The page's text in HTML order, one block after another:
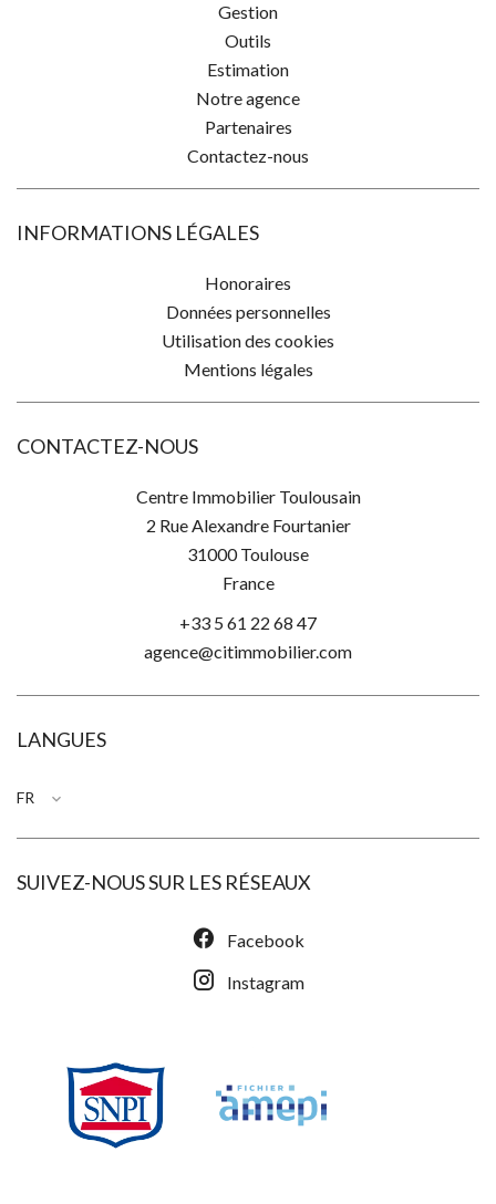
Gestion
Outils
Estimation
Notre agence
Partenaires
Contactez-nous
INFORMATIONS LÉGALES
Honoraires
Données personnelles
Utilisation des cookies
Mentions légales
CONTACTEZ-NOUS
Centre Immobilier Toulousain
2 Rue Alexandre Fourtanier
31000Toulouse
France
+33 5 61 22 68 47
agence@citimmobilier.com
LANGUES
FR
SUIVEZ-NOUS SUR LES RÉSEAUX
Facebook
Instagram